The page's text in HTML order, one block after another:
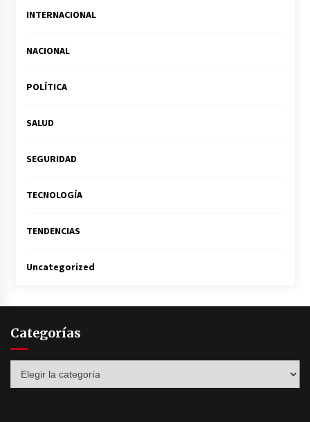
INTERNACIONAL
NACIONAL
POLÍTICA
SALUD
SEGURIDAD
TECNOLOGÍA
TENDENCIAS
Uncategorized
Categorías